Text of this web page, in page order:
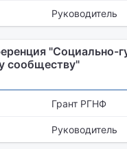
Руководитель
"Социально-
сообществу"
Грант РГНФ
Руководитель